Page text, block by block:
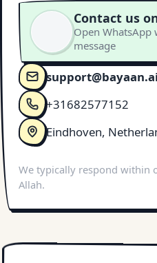
Contact us
Open WhatsApp
message
support@bayaan.ai
+31682577152
Eindhoven,
We typically respond within
Allah.